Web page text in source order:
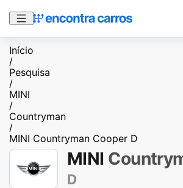
Início
/
Pesquisa
/
MINI
/
Countryman
/
MINI Countryman Cooper D
MINI
D